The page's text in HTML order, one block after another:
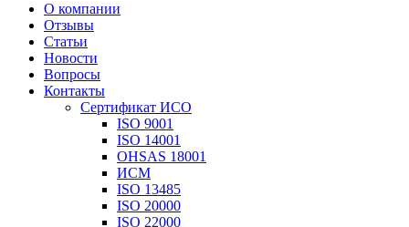
О компании
Отзывы
Статьи
Новости
Вопросы
Контакты
Сертификат ИСО
ISO 9001
ISO 14001
OHSAS 18001
ИСМ
ISO 13485
ISO 20000
ISO 22000